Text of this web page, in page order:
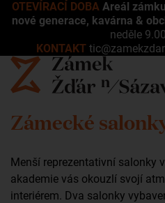
OTEVÍRACÍ DOBA Areál zámku
nové generace, kavárna &
neděle
KONTAKT
Zámecké
Menší reprezentativní salonky
akademie vás okouzlí svojí
interiérem. Dva salonky